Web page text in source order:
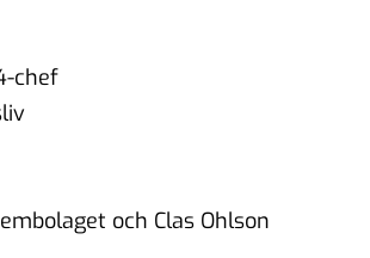
chef
och Clas Ohlson